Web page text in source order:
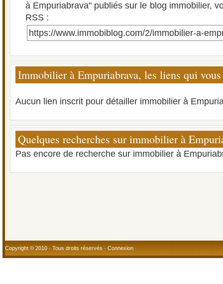
à Empuriabrava" publiés sur le blog immobilier,
RSS :
https://www.immobiblog.com/2/immobilier-a-
Immobilier à Empuriabrava, les liens qui
Aucun lien inscrit pour détailler immobilier à
Quelques recherches sur immobilier à
Pas encore de recherche sur immobilier à
Copyright © 2010 · Tous droits réservés · Connexion